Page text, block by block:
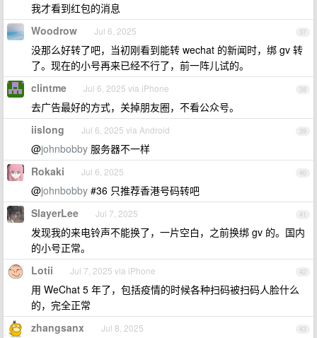
我才看到红包的消息
37
Woodrow Jul 6, 2025
没那么好转了吧，当初刚看到能转 wechat 的新闻时，绑 gv 转
了。现在的小号再来已经不行了，前一阵儿试的。
38
clintme Jul 6, 2025 via iPhone
去广告最好的方式，关掉朋友圈，不看公众号。
39
iislong Jul 6, 2025 via Android
@johnbobby 服务器不一样
40
Rokaki Jul 6, 2025
@johnbobby #36 只推荐香港号码转吧
41
SlayerLee Jul 7, 2025
发现我的来电铃声不能换了，一片空白，之前换绑 gv 的。国内
的小号正常。
42
Lotii Jul 7, 2025 via iPhone
用 WeChat 5 年了，包括疫情的时候各种扫码被扫码人脸什么
的，完全正常
43
zhangsanx Jul 8, 2025